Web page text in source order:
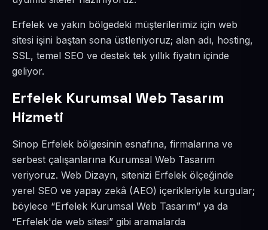
Erfelek ve yakın bölgedeki müşterilerimiz için web
sitesi işini baştan sona üstleniyoruz; alan adı, hosting,
SSL, temel SEO ve destek tek yıllık fiyatın içinde
geliyor.
Erfelek Kurumsal Web Tasarım
Hizmeti
Sinop Erfelek bölgesinin esnafına, firmalarına ve
serbest çalışanlarına Kurumsal Web Tasarım
veriyoruz. Web Dizayn, sitenizi Erfelek ölçeğinde
yerel SEO ve yapay zekâ (AEO) içerikleriyle kurgular;
böylece “Erfelek Kurumsal Web Tasarım” ya da
“Erfelek'de web sitesi” gibi aramalarda